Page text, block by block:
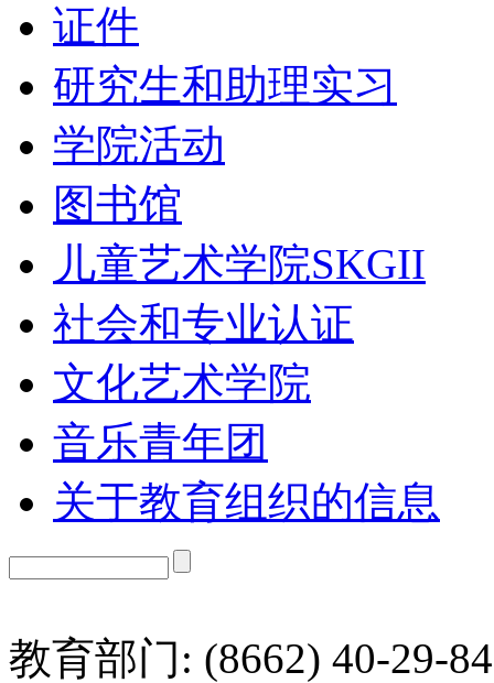
证件
研究生和助理实习
学院活动
图书馆
儿童艺术学院SKGII
社会和专业认证
文化艺术学院
音乐青年团
关于教育组织的信息
教育部门: (8662) 40-29-84